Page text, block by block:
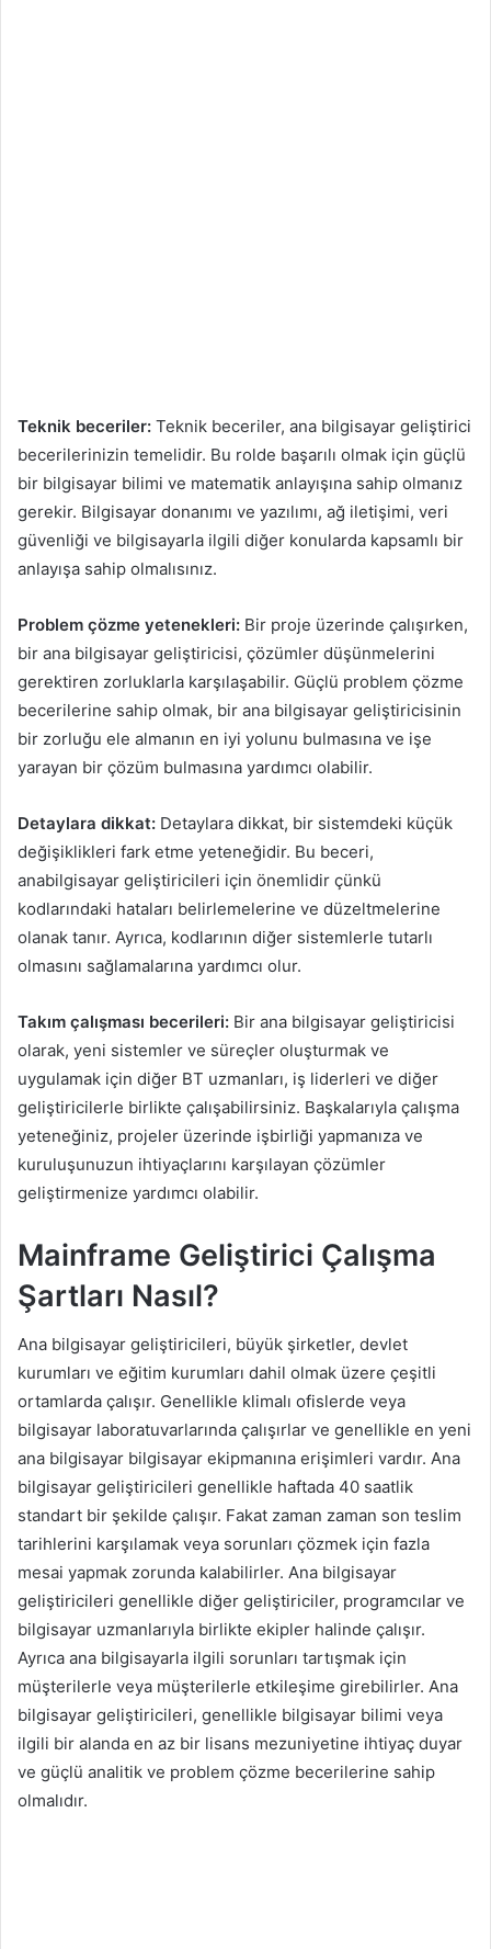
Teknik beceriler: Teknik beceriler, ana bilgisayar geliştirici
becerilerinizin temelidir. Bu rolde başarılı olmak için güçlü
bir bilgisayar bilimi ve matematik anlayışına sahip olmanız
gerekir. Bilgisayar donanımı ve yazılımı, ağ iletişimi, veri
güvenliği ve bilgisayarla ilgili diğer konularda kapsamlı bir
anlayışa sahip olmalısınız.
Problem çözme yetenekleri: Bir proje üzerinde çalışırken,
bir ana bilgisayar geliştiricisi, çözümler düşünmelerini
gerektiren zorluklarla karşılaşabilir. Güçlü problem çözme
becerilerine sahip olmak, bir ana bilgisayar geliştiricisinin
bir zorluğu ele almanın en iyi yolunu bulmasına ve işe
yarayan bir çözüm bulmasına yardımcı olabilir.
Detaylara dikkat: Detaylara dikkat, bir sistemdeki küçük
değişiklikleri fark etme yeteneğidir. Bu beceri,
anabilgisayar geliştiricileri için önemlidir çünkü
kodlarındaki hataları belirlemelerine ve düzeltmelerine
olanak tanır. Ayrıca, kodlarının diğer sistemlerle tutarlı
olmasını sağlamalarına yardımcı olur.
Takım çalışması becerileri: Bir ana bilgisayar geliştiricisi
olarak, yeni sistemler ve süreçler oluşturmak ve
uygulamak için diğer BT uzmanları, iş liderleri ve diğer
geliştiricilerle birlikte çalışabilirsiniz. Başkalarıyla çalışma
yeteneğiniz, projeler üzerinde işbirliği yapmanıza ve
kuruluşunuzun ihtiyaçlarını karşılayan çözümler
geliştirmenize yardımcı olabilir.
Mainframe Geliştirici Çalışma
Şartları Nasıl?
Ana bilgisayar geliştiricileri, büyük şirketler, devlet
kurumları ve eğitim kurumları dahil olmak üzere çeşitli
ortamlarda çalışır. Genellikle klimalı ofislerde veya
bilgisayar laboratuvarlarında çalışırlar ve genellikle en yeni
ana bilgisayar bilgisayar ekipmanına erişimleri vardır. Ana
bilgisayar geliştiricileri genellikle haftada 40 saatlik
standart bir şekilde çalışır. Fakat zaman zaman son teslim
tarihlerini karşılamak veya sorunları çözmek için fazla
mesai yapmak zorunda kalabilirler. Ana bilgisayar
geliştiricileri genellikle diğer geliştiriciler, programcılar ve
bilgisayar uzmanlarıyla birlikte ekipler halinde çalışır.
Ayrıca ana bilgisayarla ilgili sorunları tartışmak için
müşterilerle veya müşterilerle etkileşime girebilirler. Ana
bilgisayar geliştiricileri, genellikle bilgisayar bilimi veya
ilgili bir alanda en az bir lisans mezuniyetine ihtiyaç duyar
ve güçlü analitik ve problem çözme becerilerine sahip
olmalıdır.